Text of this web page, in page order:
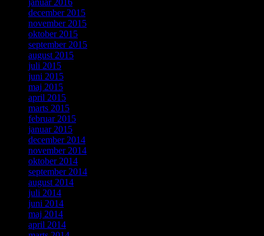
januar 2016
december 2015
november 2015
oktober 2015
september 2015
august 2015
juli 2015
juni 2015
maj 2015
april 2015
marts 2015
februar 2015
januar 2015
december 2014
november 2014
oktober 2014
september 2014
august 2014
juli 2014
juni 2014
maj 2014
april 2014